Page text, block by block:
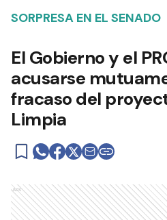
SORPRESA EN EL SENADO
El Gobierno y el
acusarse
fracaso del
Limpia
Ads